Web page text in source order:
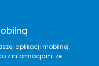
aplikacji mobilnej.
z informacjami ze